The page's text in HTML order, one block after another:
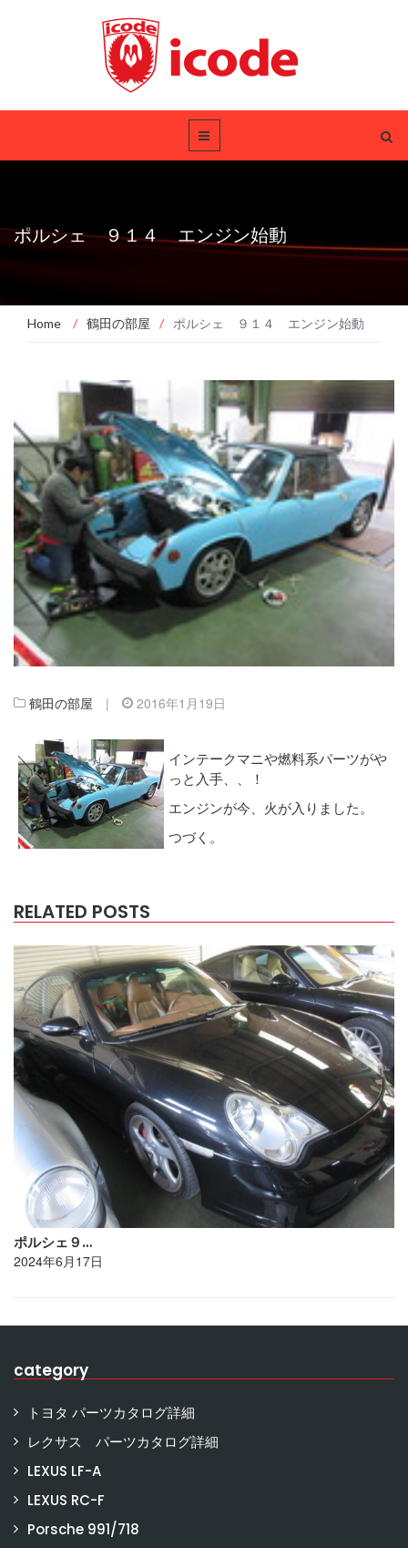
ポルシェ ９１４ エンジン始動
Home / 鶴田の部屋 / ポルシェ ９１４ エンジン始動
鶴田の部屋 | 2016年1月19日
インテークマニや燃料系パーツがや
っと入手、、！
エンジンが今、火が入りました。
つづく。
RELATED POSTS
ポルシェ９…
2024年6月17日
category
トヨタ パーツカタログ詳細
レクサス パーツカタログ詳細
LEXUS LF-A
LEXUS RC-F
Porsche 991/718